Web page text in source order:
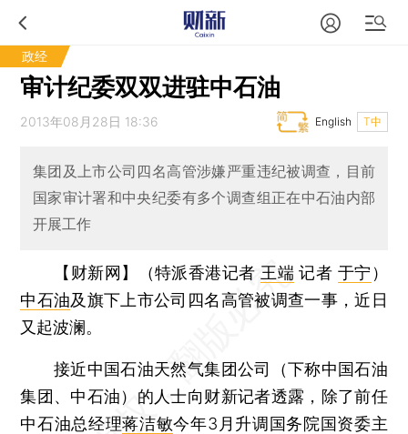
政经
审计纪委双双进驻中石油
2013年08月28日 18:36 T中
English
集团及上市公司四名高管涉嫌严重违纪被调查，目前
国家审计署和中央纪委有多个调查组正在中石油内部
开展工作
【财新网】（特派香港记者 王端记者 于宁 ）
中石油及旗下上市公司四名高管被调查一事，近日
又起波澜。
接近中国石油天然气集团公司（下称中国石油
集团、中石油）的人士向财新记者透露，除了前任
中石油总经理蒋洁敏今年3月升调国务院国资委主